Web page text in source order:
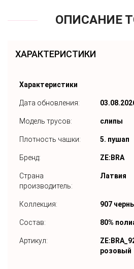
ОПИСАНИЕ
ХАРАКТЕРИСТИКИ
Характеристики
Дата обновления:
Модель трусов: слипы
Плотность чашки: 5. пушап
Бренд: ZE:BRA
Страна
производитель:
Латвия
Коллекция: 907
Состав: 80%
Артикул:
розовый